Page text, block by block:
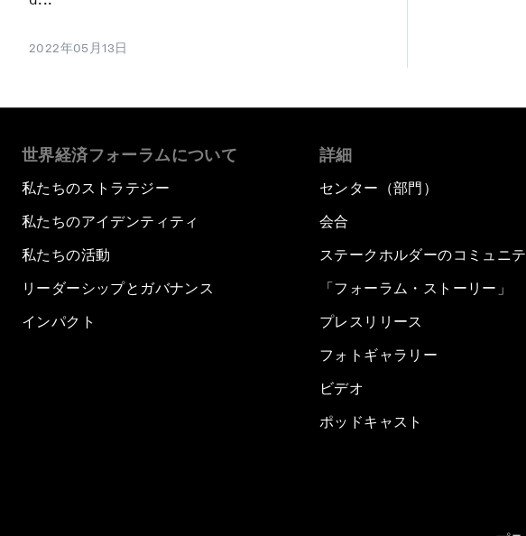
2022年05月13日
世界経済フォーラムについて
私たちのストラテジー
私たちのアイデンティティ
私たちの活動
リーダーシップとガバナンス
インパクト
詳細
センター（部門）
会合
ステークホルダーのコミュニ
「フォーラム・ストーリー」
プレスリリース
フォトギャラリー
ビデオ
ポッドキャスト